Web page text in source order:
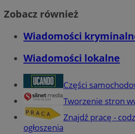
Zobacz również
Wiadomości
Wiadomości lokalne
Części
Tworzenie stron
Znajdź pracę -
ogłoszenia